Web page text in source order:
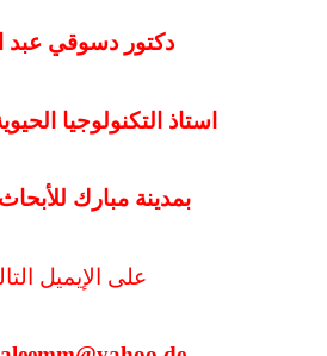
دكتور دسوقي عبد
استاذ التكنولوجيا
بمدينة مبارك
على الإيميل